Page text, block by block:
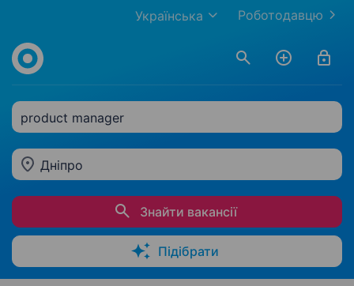
Роботодавцю
Українська
product manager
Дніпро
Знайти вакансії
Підібрати